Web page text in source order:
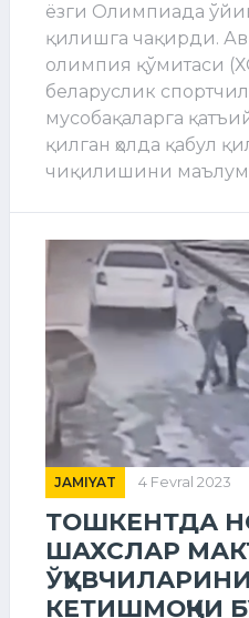
ёзги Олимпиада
қилишга чақирди.
олимпия қўмитаси
беларуслик
мусобақаларга
қилган ҳолда қабул
чиқилишини маълум
JAMIYAT 4 Fevral 2023
ТОШКЕНТДА
ШАХСЛАР
КЕТИШМОҚЧИ